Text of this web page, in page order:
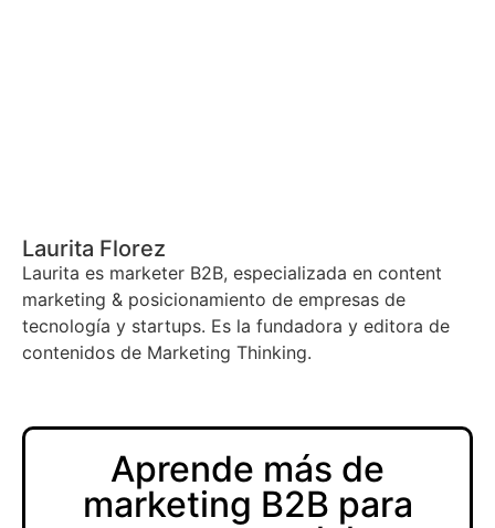
Laurita Florez
Laurita es marketer B2B, especializada en content
marketing & posicionamiento de empresas de
tecnología y startups. Es la fundadora y editora de
contenidos de Marketing Thinking.
Aprende más de
marketing B2B para